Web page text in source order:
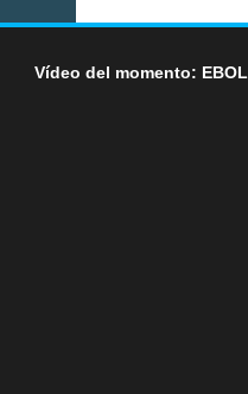
Vídeo del momento: